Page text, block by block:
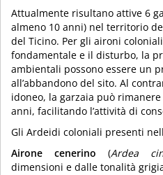
Attualmente risultano attive 6
almeno 10 anni) nel territorio
del Ticino. Per gli aironi
fondamentale e il disturbo, la
ambientali possono essere un
all’abbandono del sito. Al
idoneo, la garzaia può
anni, facilitando l’attività di
Gli Ardeidi coloniali presenti
Airone cenerino (Ardea
dimensioni e dalle tonalità